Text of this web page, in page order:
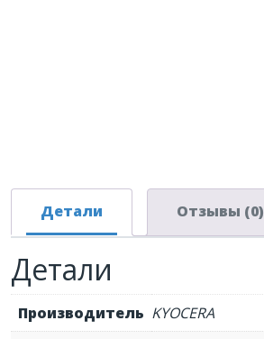
Детали Отзывы (0)
Детали
Производитель KYOCERA